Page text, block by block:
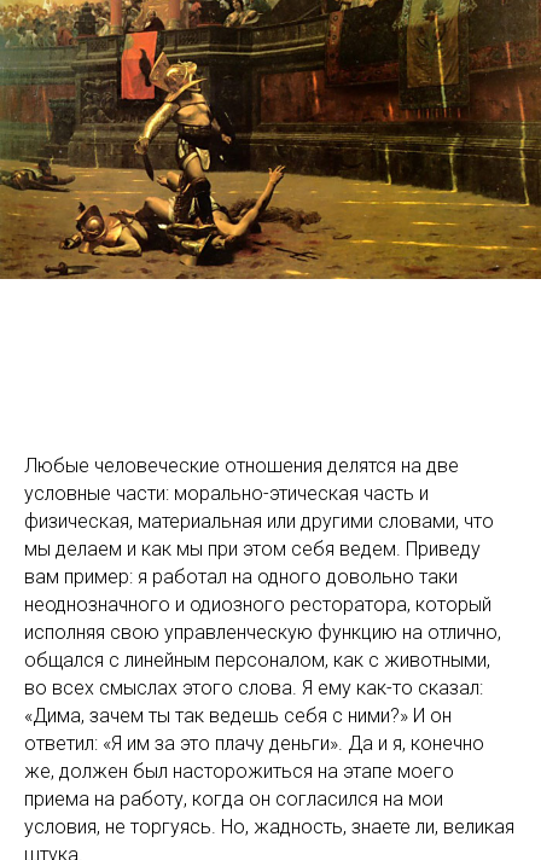
Любые человеческие отношения делятся на две
условные части: морально-этическая часть и
физическая, материальная или другими словами, что
мы делаем и как мы при этом себя ведем. Приведу
вам пример: я работал на одного довольно таки
неоднозначного и одиозного ресторатора, который
исполняя свою управленческую функцию на отлично,
общался с линейным персоналом, как с животными,
во всех смыслах этого слова. Я ему как-то сказал:
«Дима, зачем ты так ведешь себя с ними?» И он
ответил: «Я им за это плачу деньги». Да и я, конечно
же, должен был насторожиться на этапе моего
приема на работу, когда он согласился на мои
условия, не торгуясь. Но, жадность, знаете ли, великая
штука.